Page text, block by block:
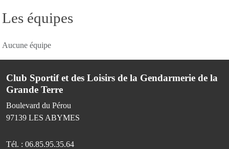
Les équipes
Aucune équipe
Club Sportif et des Loisirs de la Gendarmerie de la
Grande Terre
Boulevard du Pérou
97139 LES ABYMES
Tél. : 06.85.95.35.64